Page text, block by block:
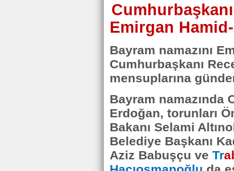
Emirgan
Bayram namazını
Cumhurbaşkanı
mensuplarına
Bayram namazında
Erdoğan, torunları
Bakanı Selami
Belediye Başkanı
Aziz Babuşçu ve Tr